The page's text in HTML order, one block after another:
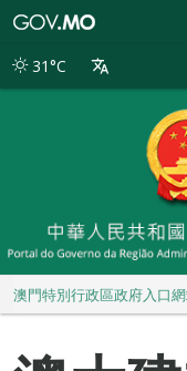
別
31°C
澳門特別行政區政府入口